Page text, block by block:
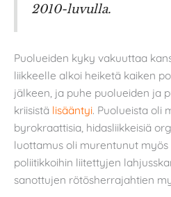
2010-luvulla.
Puolueiden kyky vakuuttaa
liikkeelle alkoi heiketä kaiken
jälkeen, ja puhe puolueiden ja
kriisistä lisääntyi. Puolueista oli
byrokraattisia, hidasliikkeisiä
luottamus oli murentunut myös
poliitikkoihin liitettyjen
sanottujen rötösherrajahtien